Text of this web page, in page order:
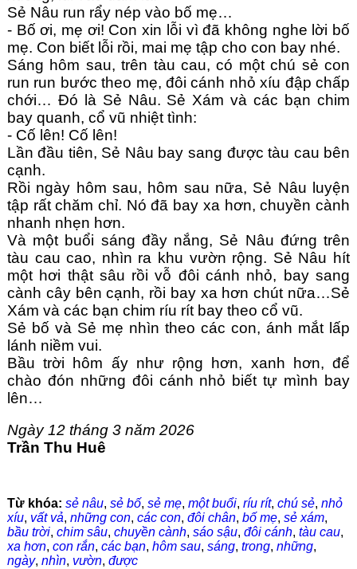
Sẻ Nâu run rẩy nép vào bố mẹ…
- Bố ơi, mẹ ơi! Con xin lỗi vì đã không nghe lời bố
mẹ. Con biết lỗi rồi, mai mẹ tập cho con bay nhé.
Sáng hôm sau, trên tàu cau, có một chú sẻ con
run run bước theo mẹ, đôi cánh nhỏ xíu đập chấp
chới… Đó là Sẻ Nâu. Sẻ Xám và các bạn chim
bay quanh, cổ vũ nhiệt tình:
- Cố lên! Cố lên!
Lần đầu tiên, Sẻ Nâu bay sang được tàu cau bên
cạnh.
Rồi ngày hôm sau, hôm sau nữa, Sẻ Nâu luyện
tập rất chăm chỉ. Nó đã bay xa hơn, chuyền cành
nhanh nhẹn hơn.
Và một buổi sáng đầy nắng, Sẻ Nâu đứng trên
tàu cau cao, nhìn ra khu vườn rộng. Sẻ Nâu hít
một hơi thật sâu rồi vỗ đôi cánh nhỏ, bay sang
cành cây bên cạnh, rồi bay xa hơn chút nữa…Sẻ
Xám và các bạn chim ríu rít bay theo cổ vũ.
Sẻ bố và Sẻ mẹ nhìn theo các con, ánh mắt lấp
lánh niềm vui.
Bầu trời hôm ấy như rộng hơn, xanh hơn, để
chào đón những đôi cánh nhỏ biết tự mình bay
lên…
Ngày 12 tháng 3 năm 2026
Trần Thu Huê
Từ khóa: sẻ nâu, sẻ bố, sẻ mẹ, một buổi, ríu rít, chú sẻ, nhỏ
xíu, vất vả, những con, các con, đôi chân, bố mẹ, sẻ xám,
bầu trời, chim sâu, chuyền cành, sáo sậu, đôi cánh, tàu cau,
xa hơn, con rắn, các bạn, hôm sau, sáng, trong, những,
ngày, nhìn, vườn, được